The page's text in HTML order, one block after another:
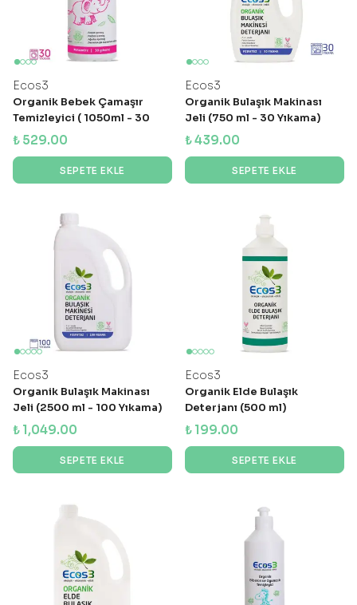
Ecos3
Organik Bebek Çamaşır
Temizleyici ( 1050ml - 30
Yıkama )
₺ 529.00
SEPETE EKLE
Ecos3
Organik Bulaşık Makinası
Jeli (750 ml - 30 Yıkama)
₺ 439.00
SEPETE EKLE
Ecos3
Organik Bulaşık Makinası
Jeli (2500 ml - 100 Yıkama)
₺ 1,049.00
SEPETE EKLE
Ecos3
Organik Elde Bulaşık
Deterjanı (500 ml)
₺ 199.00
SEPETE EKLE